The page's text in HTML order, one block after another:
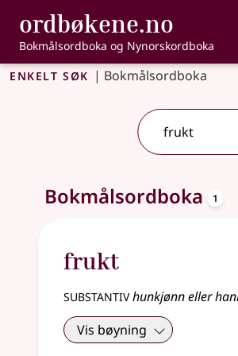
Gå til hovedinnhold
Tilgjengelighet
ordbøkene.no ,
Bokmålsordboka og Nynorskordboka
Enkelt søk | Bokmålsordboka
Ett treff.Ytterligere søkeforslag
Bokmålsordboka 1
frukt
substantivhunkjønn eller
Vis bøyning